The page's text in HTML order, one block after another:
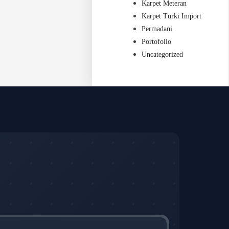
Karpet Meteran
Karpet Turki Import
Permadani
Portofolio
Uncategorized